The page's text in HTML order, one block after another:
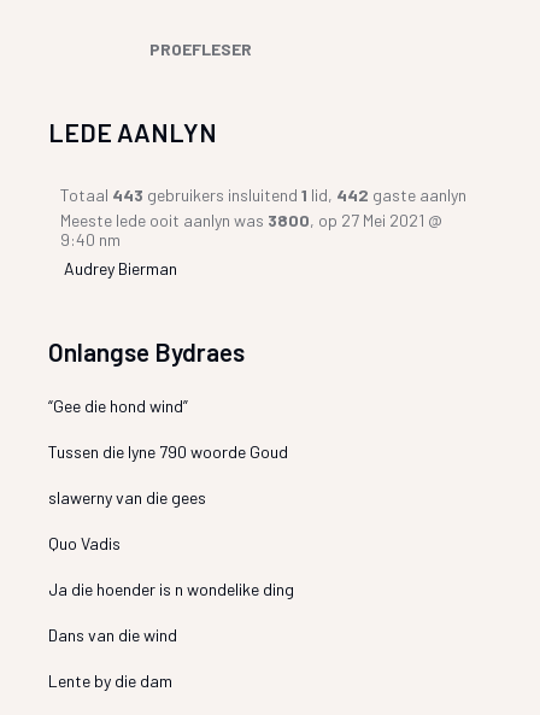
PROEFLESER
LEDE AANLYN
Totaal 443 gebruikers insluitend1 lid, 442 gaste aanlyn
Meeste lede ooit aanlyn was 3800, op 27 Mei 2021 @
9:40 nm
Audrey Bierman
Onlangse Bydraes
“Gee die hond wind”
Tussen die lyne 790 woorde Goud
slawerny van die gees
Quo Vadis
Ja die hoender is n wondelike ding
Dans van die wind
Lente by die dam